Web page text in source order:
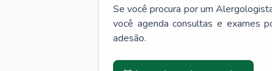
Se você procura por um
você agenda consultas e exames
adesão.